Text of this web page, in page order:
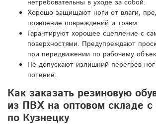
нетребовательны в уходе за собой.
Хорошо защищают ноги от влаги,
появление повреждений и травм.
Гарантируют хорошее сцепление с
поверхностями. Предупреждают
при передвижении по рабочему
Не допускают излишний перегрев
потение.
Как заказать резиновую
из ПВХ на оптовом складе с
по Кузнецку